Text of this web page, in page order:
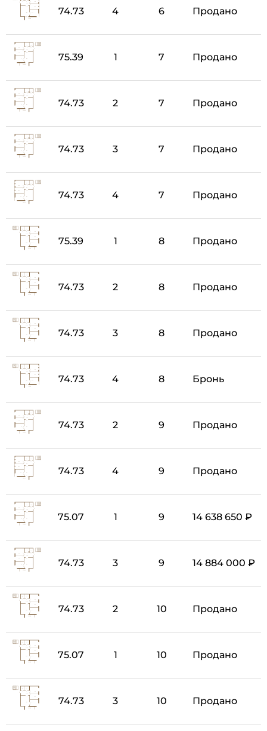
74.73 4 6 Продано
75.39 1 7 Продано
74.73 2 7 Продано
74.73 3 7 Продано
74.73 4 7 Продано
75.39 1 8 Продано
74.73 2 8 Продано
74.73 3 8 Продано
74.73 4 8 Бронь
74.73 2 9 Продано
74.73 4 9 Продано
75.07 1 9 14 638 650 ₽
74.73 3 9 14 884 000 ₽
74.73 2 10 Продано
75.07 1 10 Продано
74.73 3 10 Продано